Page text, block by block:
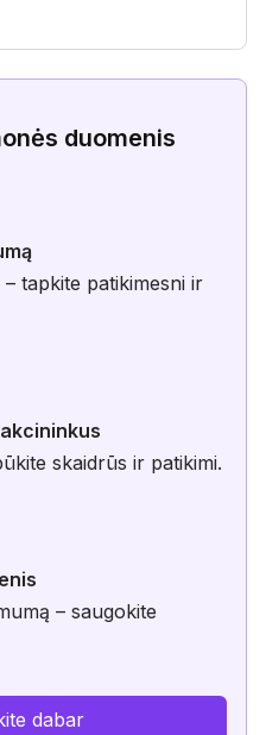
duomenis
tapkite patikimesni ir
skaidrūs ir patikimi.
– saugokite
dabar